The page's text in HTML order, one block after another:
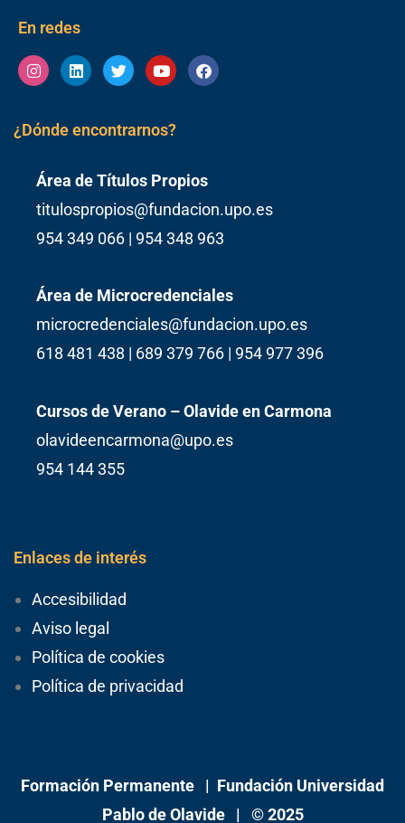
En redes
InstagramLinkedinTwitterYoutubeFacebook
¿Dónde encontrarnos?
Área de Títulos Propios
titulospropios@fundacion.upo.es
954 349 066 | 954 348 963
Área de Microcredenciales
microcredenciales@fundacion.upo.es
618 481 438 | 689 379 766 | 954 977 396
Cursos de Verano – Olavide en Carmona
olavideencarmona@upo.es
954 144 355
Enlaces de interés
Accesibilidad
Aviso legal
Política de cookies
Política de privacidad
Formación Permanente | Fundación Universidad
Pablo de Olavide| © 2025